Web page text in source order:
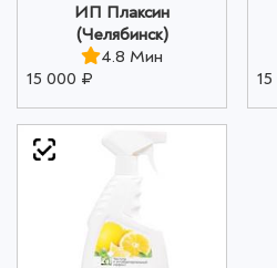
ИП Плаксин
(Челябинск)
4.8 Мин
15 000 ₽